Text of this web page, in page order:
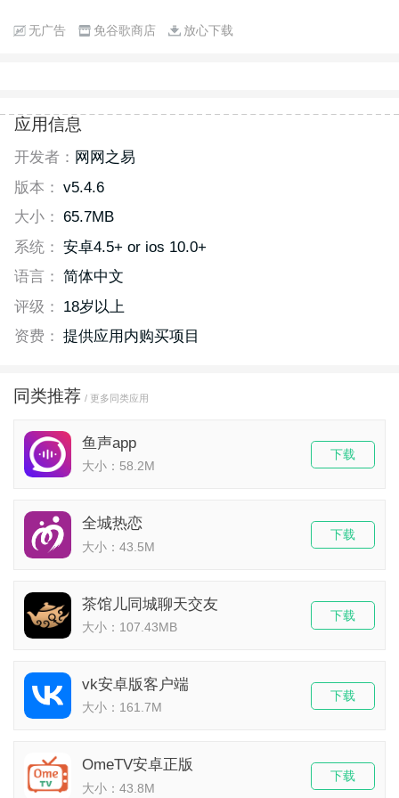
无广告 免谷歌商店 放心下载
应用信息
开发者： 网网之易
版本： v5.4.6
大小： 65.7MB
系统： 安卓4.5+ or ios 10.0+
语言： 简体中文
评级：
18岁以上
资费： 提供应用内购买项目
同类推荐 / 更多同类应用
鱼声app
大小：58.2M
下载
全城热恋
大小：43.5M
下载
茶馆儿同城聊天交友
大小：107.43MB
下载
vk安卓版客户端
大小：161.7M
下载
OmeTV安卓正版
大小：43.8M
下载